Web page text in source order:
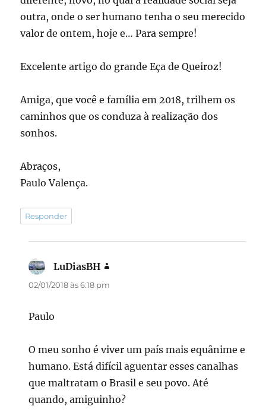
outra, onde o ser humano tenha o seu merecido
valor de ontem, hoje e… Para sempre!
Excelente artigo do grande Eça de Queiroz!
Amiga, que você e família em 2018, trilhem os
caminhos que os conduza à realização dos
sonhos.
Abraços,
Paulo Valença.
Responder
LuDiasBH
02/01/2018 às 6:18 pm
Paulo
O meu sonho é viver um país mais equânime e
humano. Está difícil aguentar esses canalhas
que maltratam o Brasil e seu povo. Até
quando, amiguinho?